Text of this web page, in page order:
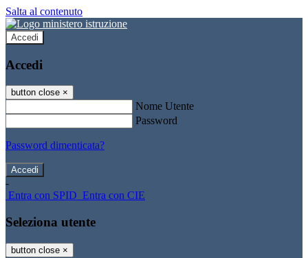
Salta al contenuto
Accedi
Accedi
button close ×
Nome Utente
Password
Password dimenticata?
-
Entra con SPID Entra con CIE
Seleziona utente
button close ×